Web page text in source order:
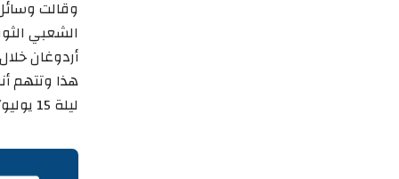
وقالت
الشعبي
أردوغان خلال
هذا وتتهم
ليلة 15 يوليو/تموز 2016.